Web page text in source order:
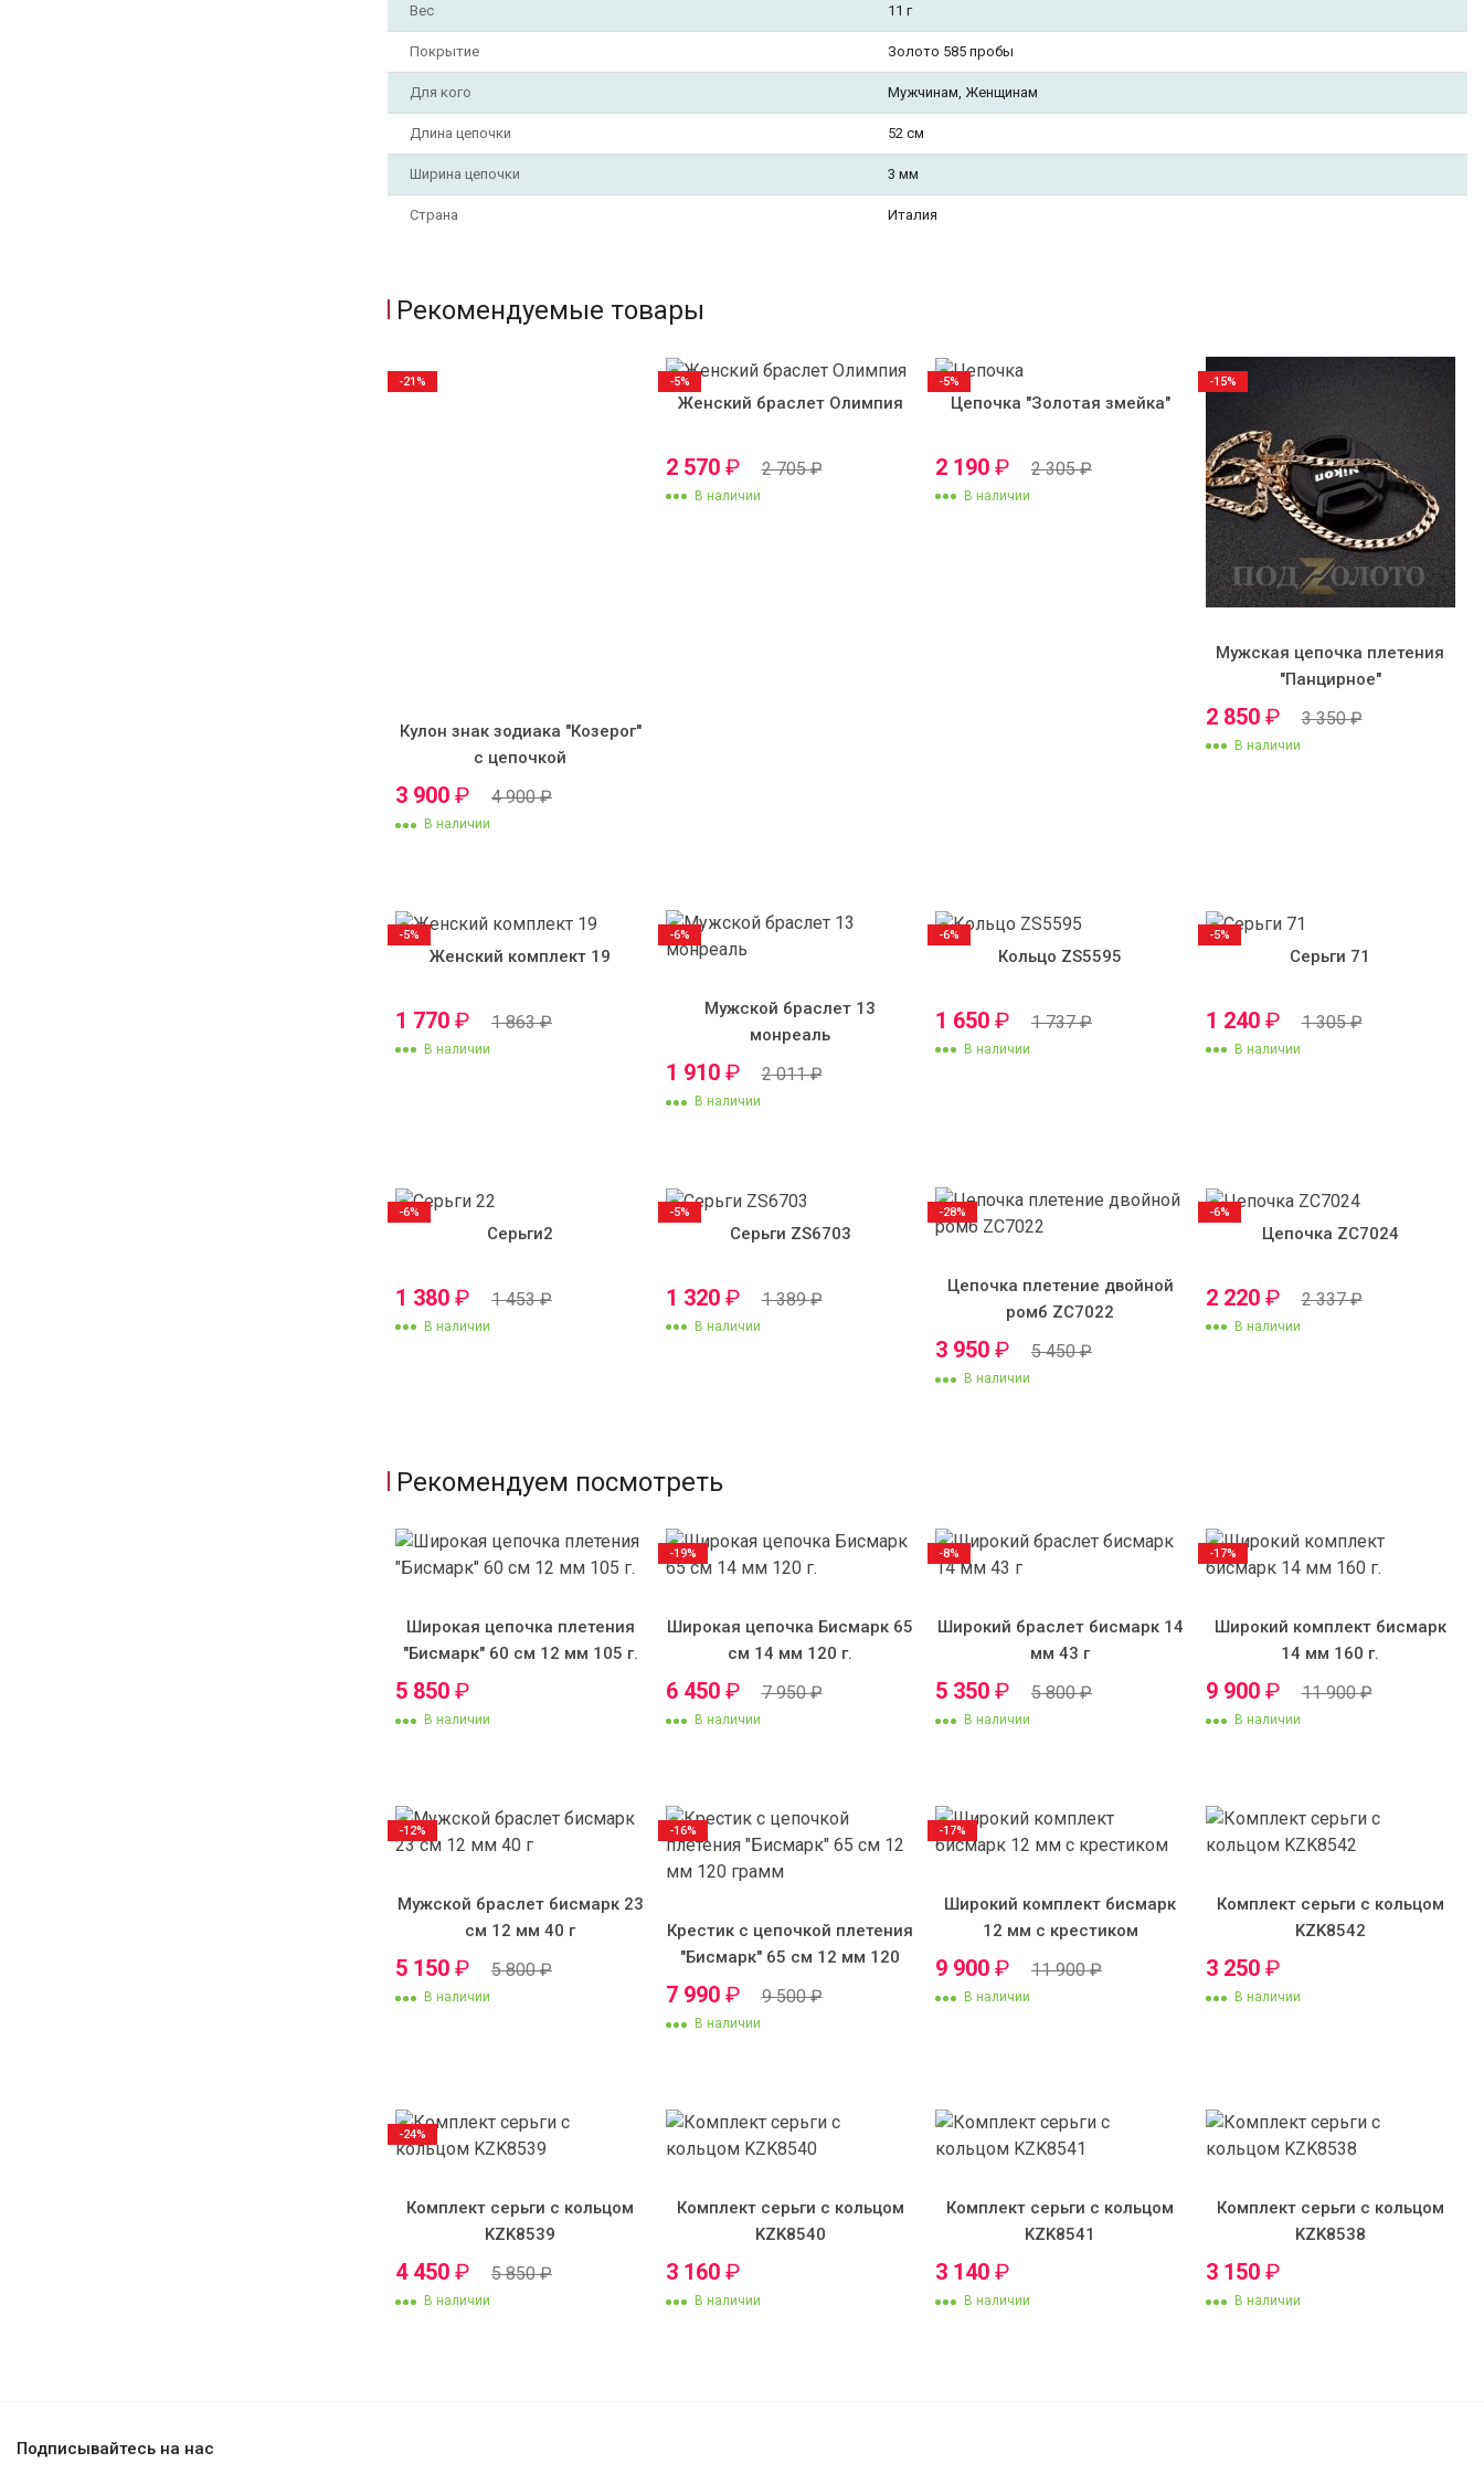
Вес 11 г
Покрытие Золото 585 пробы
Для кого Мужчинам, Женщинам
Длина цепочки 52 см
Ширина цепочки 3 мм
Страна Италия
Рекомендуемые товары
Кулон знак зодиака "Козерог"
с цепочкой
3 900 ₽ 4 900₽
В наличии
-21%
Женский браслет Олимпия
2 570 ₽ 2 705₽
В наличии
-5%
Цепочка "Золотая змейка"
2 190 ₽ 2 305₽
В наличии
-5%
Мужская цепочка плетения
"Панцирное"
2 850 ₽ 3 350₽
В наличии
-15%
Женский комплект 19
1 770 ₽ 1 863₽
В наличии
-5%
Мужской браслет 13
монреаль
1 910 ₽ 2 011₽
В наличии
-6%
Кольцо ZS5595
1 650 ₽ 1 737₽
В наличии
-6%
Серьги 71
1 240 ₽ 1 305₽
В наличии
-5%
Серьги2
1 380 ₽ 1 453₽
В наличии
-6%
Серьги ZS6703
1 320 ₽ 1 389₽
В наличии
-5%
Цепочка плетение двойной
ромб ZC7022
3 950 ₽ 5 450₽
В наличии
-28%
Цепочка ZC7024
2 220 ₽ 2 337₽
В наличии
-6%
Рекомендуем посмотреть
Широкая цепочка плетения
"Бисмарк" 60 см 12 мм 105 г.
5 850 ₽
В наличии
Широкая цепочка Бисмарк 65
см 14 мм 120 г.
6 450 ₽ 7 950₽
В наличии
-19%
Широкий браслет бисмарк 14
мм 43 г
5 350 ₽ 5 800₽
В наличии
-8%
Широкий комплект бисмарк
14 мм 160 г.
9 900 ₽ 11 900₽
В наличии
-17%
Мужской браслет бисмарк 23
см 12 мм 40 г
5 150 ₽ 5 800₽
В наличии
-12%
Крестик с цепочкой плетения
"Бисмарк" 65 см 12 мм 120
7 990 ₽ 9 500₽
В наличии
-16%
Широкий комплект бисмарк
12 мм с крестиком
9 900 ₽ 11 900₽
В наличии
-17%
Комплект серьги с кольцом
KZK8542
3 250 ₽
В наличии
Комплект серьги с кольцом
KZK8539
4 450 ₽ 5 850₽
В наличии
-24%
Комплект серьги с кольцом
KZK8540
3 160 ₽
В наличии
Комплект серьги с кольцом
KZK8541
3 140 ₽
В наличии
Комплект серьги с кольцом
KZK8538
3 150 ₽
В наличии
Подписывайтесь на нас